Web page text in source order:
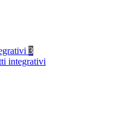
3
integrativi